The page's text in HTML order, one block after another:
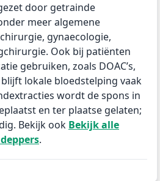
door getrainde
meer algemene
gynaecologie,
Ook bij patiënten
gebruiken, zoals DOAC’s,
lokale bloedstelping vaak
wordt de spons in
en ter plaatse gelaten;
Bekijk ook Bekijk alle
.